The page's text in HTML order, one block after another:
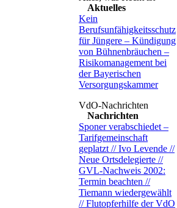
Aktuelles
Kein
Berufsunfähigkeitsschutz
für Jüngere – Kündigung
von Bühnenbräuchen –
Risikomanagement bei
der Bayerischen
Versorgungskammer
Nachrichten
Sponer verabschiedet –
Tarifgemeinschaft
geplatzt // Ivo Levende //
Neue Ortsdelegierte //
GVL-Nachweis 2002:
Termin beachten //
Tiemann wiedergewählt
// Flutopferhilfe der VdO